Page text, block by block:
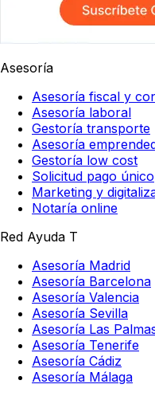
Asesoría
Asesoría fiscal y
Asesoría laboral
Gestoría transporte
Asesoría
Gestoría low cost
Solicitud pago único
Marketing y
Notaría online
Red Ayuda T
Asesoría Madrid
Asesoría Barcelona
Asesoría Valencia
Asesoría Sevilla
Asesoría Las
Asesoría Tenerife
Asesoría Cádiz
Asesoría Málaga